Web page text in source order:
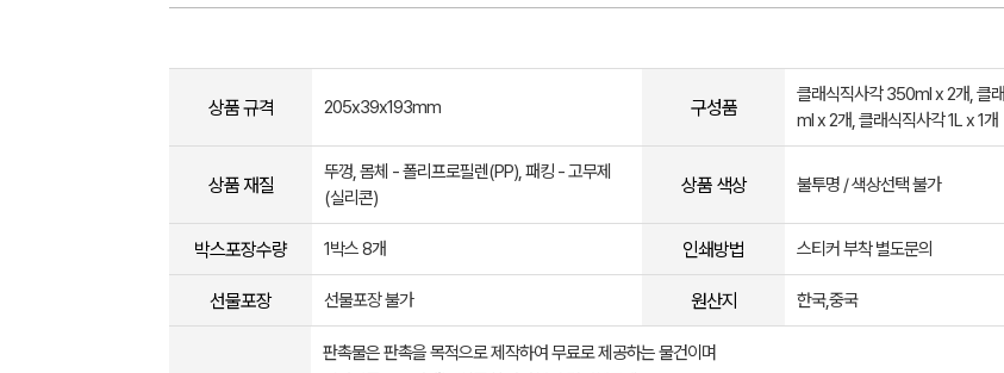
상품 규격 205x39x193mm 구성품
클래식직사각 350ml x 2개, 클
ml x 2개, 클래식직사각 1L x 1개
상품 재질
뚜껑, 몸체 - 폴리프로필렌(PP), 패킹 - 고무제
(실리콘)
상품 색상 불투명 / 색상선택 불가
박스포장수량 1박스 8개 인쇄방법 스티커 부착 별도문의
선물포장 선물포장 불가 원산지 한국,중국
판촉물은 판촉을 목적으로 제작하여 무료로 제공하는 물건이며